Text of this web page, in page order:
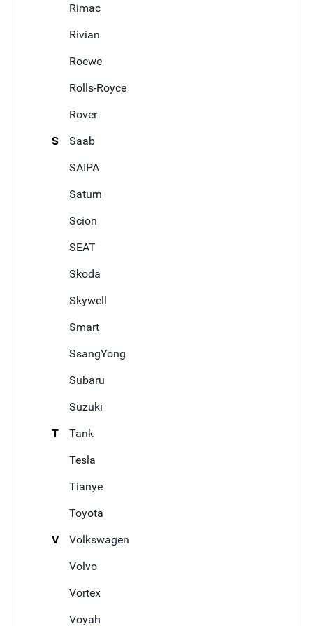
Rimac
Rivian
Roewe
Rolls-Royce
Rover
S
Saab
SAIPA
Saturn
Scion
SEAT
Skoda
Skywell
Smart
SsangYong
Subaru
Suzuki
T
Tank
Tesla
Tianye
Toyota
V
Volkswagen
Volvo
Vortex
Voyah